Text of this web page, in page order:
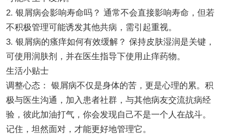
2. 银屑病会影响寿命吗？ 通常不会直接影响寿命，但若
不积极管理可能诱发其他共病，需引起重视。
3. 银屑病的瘙痒如何有效缓解？ 保持皮肤湿润是关键，
可使用润肤剂，并在医生指导下使用止痒药物。
生活小贴士
调整心态： 银屑病不仅是身体的苦，更是心理的累。积
极与医生沟通，加入患者社群，与其他病友交流抗病经
验，彼此加油打气，你会发现自己不是一个人在战斗。
记住，坦然面对，才能更好地管理它。